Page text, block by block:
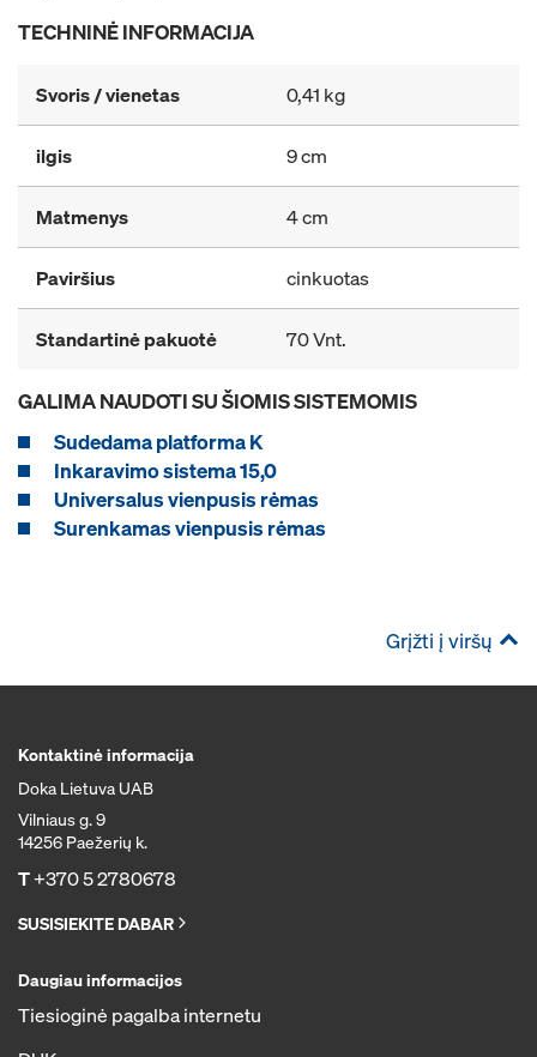
TECHNINĖ INFORMACIJA
Svoris / vienetas 0,41 kg
ilgis 9 cm
Matmenys 4 cm
Paviršius cinkuotas
Standartinė pakuotė 70 Vnt.
GALIMA NAUDOTI SU ŠIOMIS SISTEMOMIS
Sudedama platforma K
Inkaravimo sistema 15,0
Universalus vienpusis rėmas
Surenkamas vienpusis rėmas
Grįžti į viršų
Kontaktinė informacija
Doka Lietuva UAB
Vilniaus g. 9
14256 Paežerių k.
T+370 5 2780678
SUSISIEKITE DABAR
Daugiau informacijos
Tiesioginė pagalba internetu